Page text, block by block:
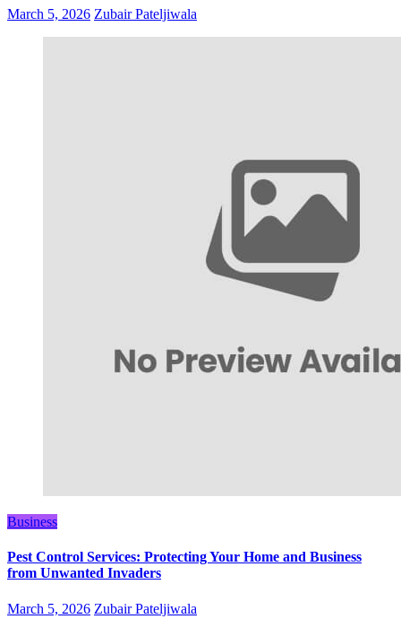
March 5, 2026 Zubair Pateljiwala
Business
Pest Control Services: Protecting Your Home and Business
from Unwanted Invaders
March 5, 2026 Zubair Pateljiwala